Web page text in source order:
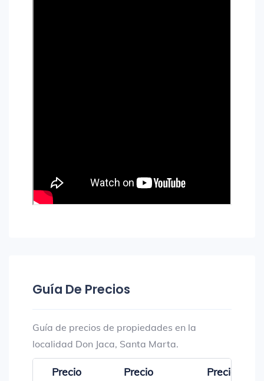
Guía De Precios
Guía de precios de propiedades en la
localidad Don Jaca, Santa Marta.
Precio
Precio
Precio